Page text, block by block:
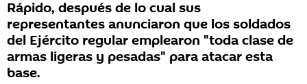
Rápido, después de lo cual sus
representantes anunciaron que los soldados
del Ejército regular emplearon "toda clase de
armas ligeras y pesadas" para atacar esta
base.